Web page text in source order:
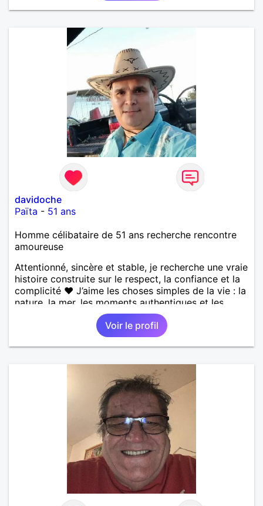
davidoche
Païta - 51 ans
Homme célibataire de 51 ans recherche rencontre
amoureuse
Attentionné, sincère et stable, je recherche une vraie
histoire construite sur le respect, la confiance et la
complicité ❤️ J’aime les choses simples de la vie : la
nature, la mer, les moments authentiques et les
personnes au grand cœur 🌊🌿 Très câlin et
affectueux, j’adore les petits moments de tendresse
et les calinous réguliers 😊❤️ La solitude finit parfois
par peser, alors si tu es en Nouvelle-Calédonie et
temps de discuter… et laissons l’avenir nous guider
Voir le profil